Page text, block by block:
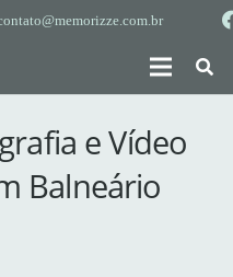
e Vídeo
Balneário